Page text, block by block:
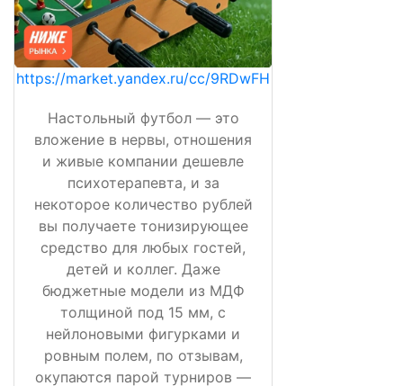
https://market.yandex.ru/cc/9RDwFH
Настольный футбол — это
вложение в нервы, отношения
и живые компании дешевле
психотерапевта, и за
некоторое количество рублей
вы получаете тонизирующее
средство для любых гостей,
детей и коллег. Даже
бюджетные модели из МДФ
толщиной под 15 мм, с
нейлоновыми фигурками и
ровным полем, по отзывам,
окупаются парой турниров —